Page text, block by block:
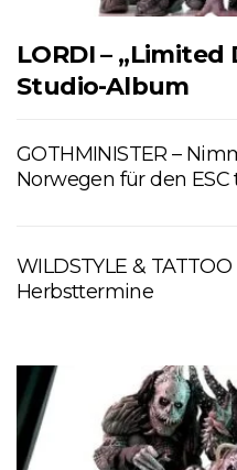
LORDI –
Studio-Album
GOTHMINISTER –
Norwegen für den ESC
WILDSTYLE &
Herbsttermine